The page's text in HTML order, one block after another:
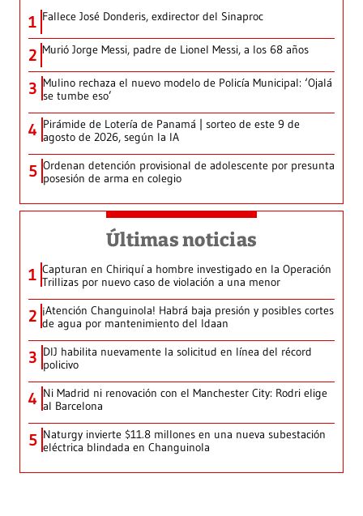
1 Fallece José Donderis, exdirector del Sinaproc
2 Murió Jorge Messi, padre de Lionel Messi, a los 68 años
3 Mulino rechaza el nuevo modelo de Policía Municipal: ‘Ojalá
se tumbe eso’
4 Pirámide de Lotería de Panamá | sorteo de este 9 de
agosto de 2026, según la IA
5 Ordenan detención provisional de adolescente por presunta
posesión de arma en colegio
Últimas noticias
1 Capturan en Chiriquí a hombre investigado en la Operación
Trillizas por nuevo caso de violación a una menor
2 ¡Atención Changuinola! Habrá baja presión y posibles cortes
de agua por mantenimiento del Idaan
3 DIJ habilita nuevamente la solicitud en línea del récord
policivo
4 Ni Madrid ni renovación con el Manchester City: Rodri elige
al Barcelona
5 Naturgy invierte $11.8 millones en una nueva subestación
eléctrica blindada en Changuinola